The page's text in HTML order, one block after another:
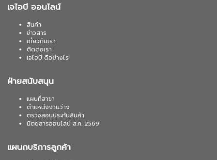
เจไอบี ออนไลน์
สินค้า
ข่าวสาร
เกี่ยวกับเรา
ติดต่อเรา
เจไอบี ดีอย่างไร
ฝ่ายสนับสนุน
แผนที่สาขา
ตำแหน่งงานว่าง
ตรวจสอบประกันสินค้า
นิตยสารออนไลน์ ส.ค. 2569
แผนกบริการลูกค้า